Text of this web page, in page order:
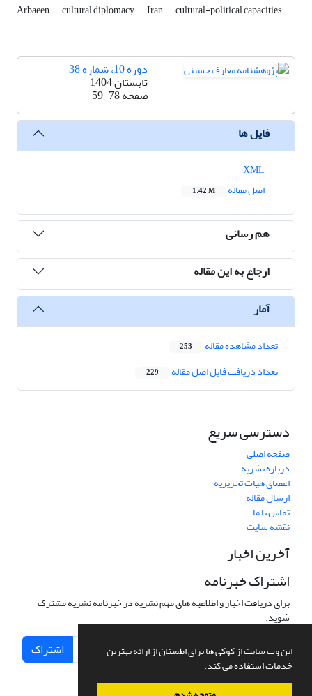
این وب سایت از کوکی ها برای اطمینان از ارائه بهترین
خدمات استفاده می کند.
Arbaeen cultural diplomacy Iran cultural-political capacities
دوره 10، شماره 38
تابستان 1404
صفحه59-78
فایل ها
اصل مقاله
1.42 M
هم رسانی
ارجاع به این مقاله
آمار
تعداد مشاهده مقاله 253
تعداد دریافت فایل اصل مقاله 229
دسترسی سریع
صفحه اصلی
درباره نشریه
اعضای هیات تحریریه
ارسال مقاله
تماس با ما
نقشه سایت
آخرین اخبار
اشتراک خبرنامه
برای دریافت اخبار و اطلاعیه های مهم نشریه در خبرنامه نشریه مشترک
شوید.
اشتراک